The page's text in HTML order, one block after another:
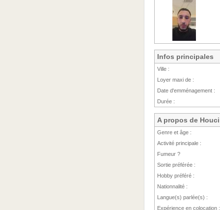
Infos principales
Ville :
Loyer maxi de :
Date d'emménagement :
Durée :
A propos de
Genre et âge :
Activité principale :
Fumeur ?
Sortie préférée :
Hobby préféré :
Nationnalité :
Langue(s) parlée(s) :
Expérience en colocation :